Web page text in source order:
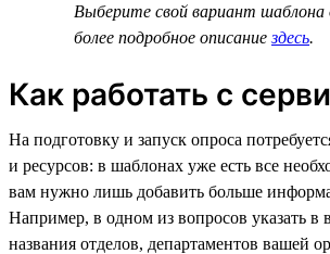
Выберите свой вариант шаблона
более подробное описаниездесь.
Как работать с
На подготовку и запуск опроса
и ресурсов: в шаблонах уже есть все
вам нужно лишь добавить больше
Например, в одном из вопросов указать в
названия отделов, департаментов вашей